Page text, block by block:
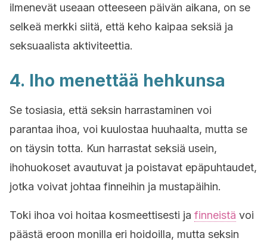
ilmenevät useaan otteeseen päivän aikana, on se
selkeä merkki siitä, että keho kaipaa seksiä ja
seksuaalista aktiviteettia.
4. Iho menettää hehkunsa
Se tosiasia, että seksin harrastaminen voi
parantaa ihoa, voi kuulostaa huuhaalta, mutta se
on täysin totta. Kun harrastat seksiä usein,
ihohuokoset avautuvat ja poistavat epäpuhtaudet,
jotka voivat johtaa finneihin ja mustapäihin.
Toki ihoa voi hoitaa kosmeettisesti ja finneistä voi
päästä eroon monilla eri hoidoilla, mutta seksin